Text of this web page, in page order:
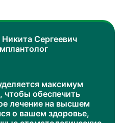
Никита Сергеевич
максимум
чтобы обеспечить
лечение на высшем
о вашем здоровье,